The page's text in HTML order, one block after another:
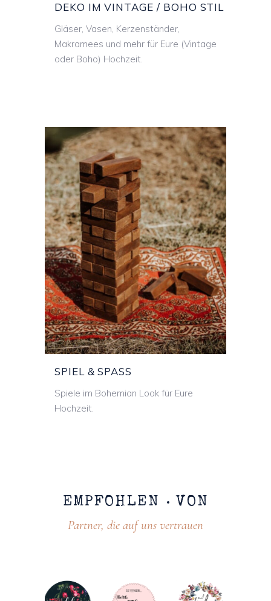
DEKO IM VINTAGE / BOHO STIL
Gläser, Vasen, Kerzenständer,
Makramees und mehr für Eure (Vintage
oder Boho) Hochzeit.
SPIEL & SPASS
SPIEL & SPASS
Spiele im Bohemian Look für Eure
Hochzeit.
EMPFOHLEN
VON
Partner, die auf uns vertrauen